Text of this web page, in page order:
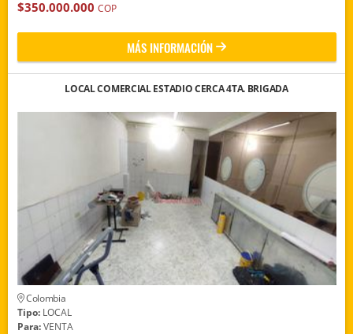
$350.000.000 COP
MÁS INFORMACIÓN
LOCAL COMERCIAL ESTADIO CERCA 4TA. BRIGADA
Colombia
Tipo:LOCAL
Para:VENTA